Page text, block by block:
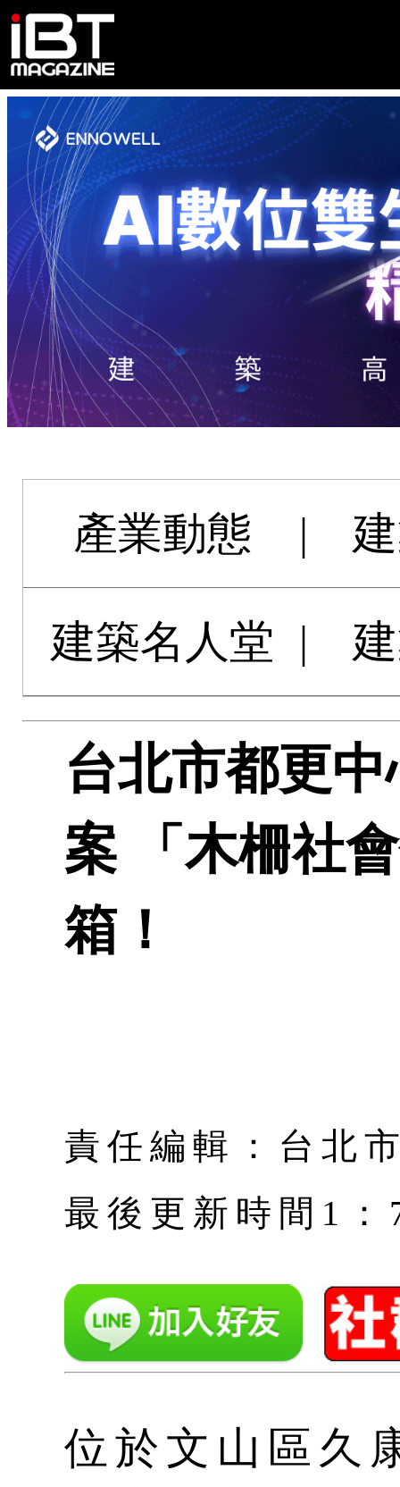
產業動態 |
建築名人堂 |
台北市都更
案 「木柵社
箱！
責任編輯：台北
最後更新時間1
位於文山區久